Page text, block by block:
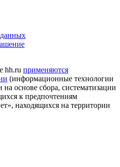
hh.ru применяются
(информационные технологии
основе сбора, систематизации
к предпочтениям
находящихся на территории